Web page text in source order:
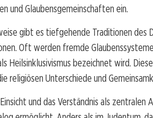
und Glaubensgemeinschaften ein.
gibt es tiefgehende Traditionen des
Oft werden fremde
Heilsinklusivismus bezeichnet wird.
religiösen Unterschiede und
und das Verständnis als zentralen